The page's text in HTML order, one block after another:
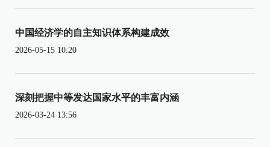
中国经济学的自主知识体系构建成效
2026-05-15 10:20
深刻把握中等发达国家水平的丰富内涵
2026-03-24 13:56